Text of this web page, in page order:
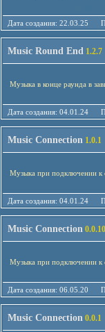
Дата создания:
Music Round End 1.2.7
Музыка в конце раунда в
Дата создания:
Music Connection 1.0.1
Музыка при подключении к
Дата создания:
Music Connection 0.0.10
Музыка при подключении к
Дата создания:
Music Connection 0.0.1